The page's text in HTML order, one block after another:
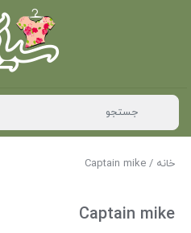
خانه / Captain mike
Captain mike